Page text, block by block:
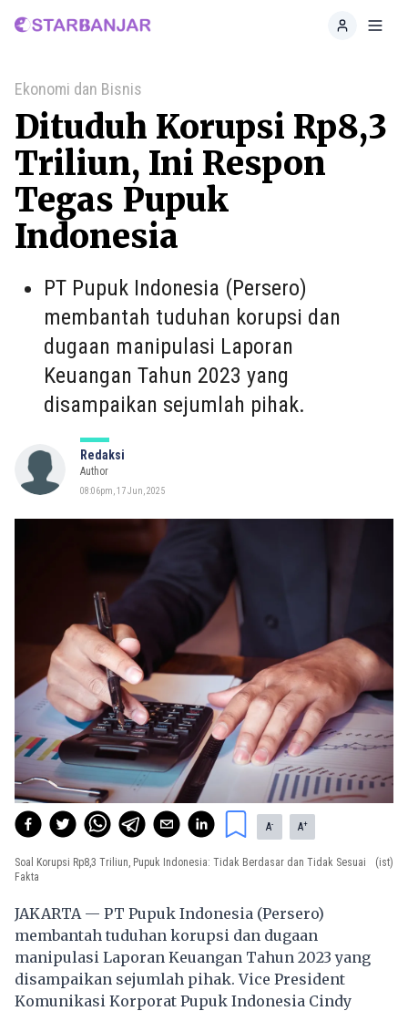
Home
Ekonomi dan Bisnis
Dituduh Korupsi Rp8,3
Triliun, Ini Respon
Tegas Pupuk
Indonesia
PT Pupuk Indonesia (Persero)
membantah tuduhan korupsi dan
dugaan manipulasi Laporan
Keuangan Tahun 2023 yang
disampaikan sejumlah pihak.
Redaksi
Author
08:06pm, 17 Jun, 2025
A- A+
Soal Korupsi Rp8,3 Triliun, Pupuk Indonesia: Tidak Berdasar dan Tidak Sesuai
Fakta
(ist)
JAKARTA — PT Pupuk Indonesia (Persero)
membantah tuduhan korupsi dan dugaan
manipulasi Laporan Keuangan Tahun 2023 yang
disampaikan sejumlah pihak. Vice President
Komunikasi Korporat Pupuk Indonesia Cindy